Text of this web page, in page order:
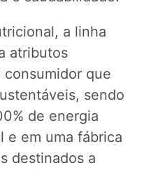
a linha
atributos
que
sendo
de energia
e em uma fábrica
destinados a